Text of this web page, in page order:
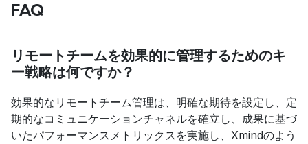
FAQ
リモートチームを効果的に管理するためのキ
ー戦略は何ですか？
効果的なリモートチーム管理は、明確な期待を設定し、定
期的なコミュニケーションチャネルを確立し、成果に基づ
いたパフォーマンスメトリックスを実施し、Xmindのよう